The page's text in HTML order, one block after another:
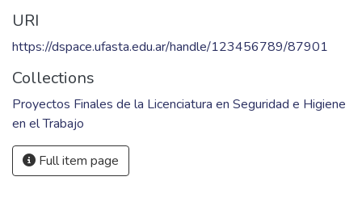
URI
https://dspace.ufasta.edu.ar/handle/123456789/87901
Collections
Proyectos Finales de la Licenciatura en Seguridad e Higiene
en el Trabajo
Full item page